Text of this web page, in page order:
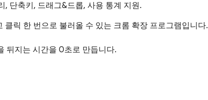
, 단축키, 드래그&드롭, 사용 통계 지원.
릭 한 번으로 불러올 수 있는 크롬 확장 프로그램입니다.
뒤지는 시간을 0초로 만듭니다.